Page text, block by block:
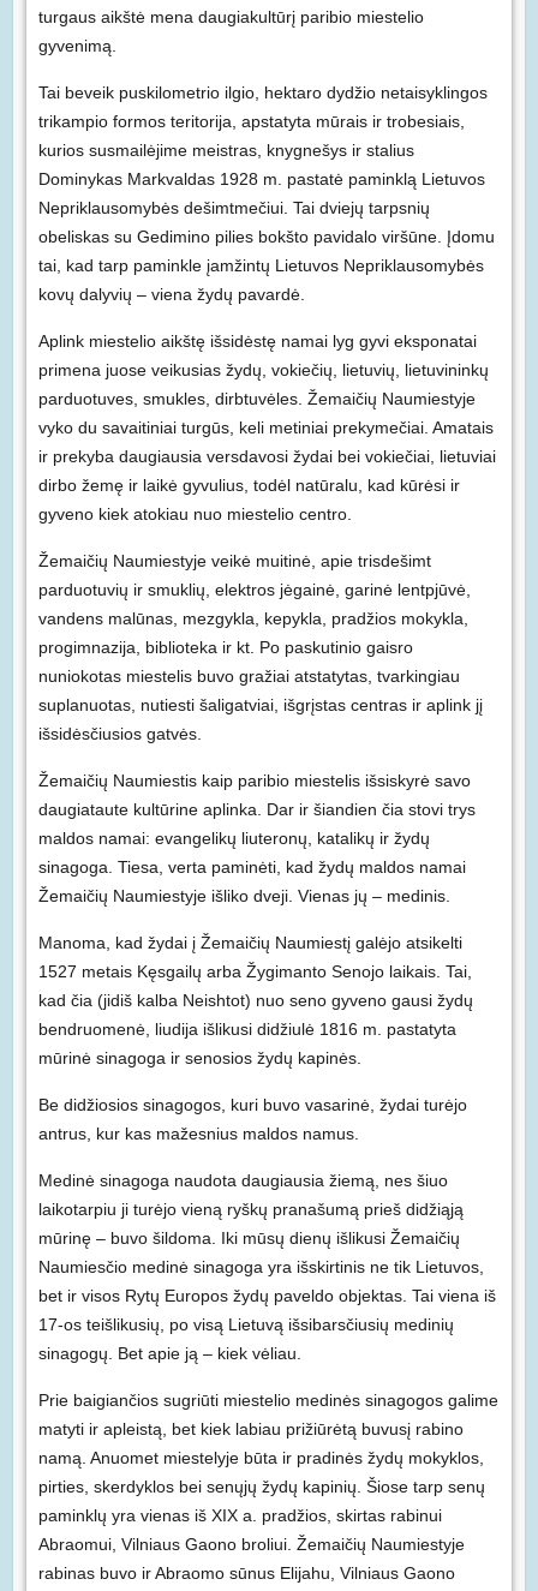
turgaus aikštė mena daugiakultūrį paribio miestelio
gyvenimą.
Tai beveik puskilometrio ilgio, hektaro dydžio netaisyklingos
trikampio formos teritorija, apstatyta mūrais ir trobesiais,
kurios susmailėjime meistras, knygnešys ir stalius
Dominykas Markvaldas 1928 m. pastatė paminklą Lietuvos
Nepriklausomybės dešimtmečiui. Tai dviejų tarpsnių
obeliskas su Gedimino pilies bokšto pavidalo viršūne. Įdomu
tai, kad tarp paminkle įamžintų Lietuvos Nepriklausomybės
kovų dalyvių – viena žydų pavardė.
Aplink miestelio aikštę išsidėstę namai lyg gyvi eksponatai
primena juose veikusias žydų, vokiečių, lietuvių, lietuvininkų
parduotuves, smukles, dirbtuvėles. Žemaičių Naumiestyje
vyko du savaitiniai turgūs, keli metiniai prekymečiai. Amatais
ir prekyba daugiausia versdavosi žydai bei vokiečiai, lietuviai
dirbo žemę ir laikė gyvulius, todėl natūralu, kad kūrėsi ir
gyveno kiek atokiau nuo miestelio centro.
Žemaičių Naumiestyje veikė muitinė, apie trisdešimt
parduotuvių ir smuklių, elektros jėgainė, garinė lentpjūvė,
vandens malūnas, mezgykla, kepykla, pradžios mokykla,
progimnazija, biblioteka ir kt. Po paskutinio gaisro
nuniokotas miestelis buvo gražiai atstatytas, tvarkingiau
suplanuotas, nutiesti šaligatviai, išgrįstas centras ir aplink jį
išsidėsčiusios gatvės.
Žemaičių Naumiestis kaip paribio miestelis išsiskyrė savo
daugiataute kultūrine aplinka. Dar ir šiandien čia stovi trys
maldos namai: evangelikų liuteronų, katalikų ir žydų
sinagoga. Tiesa, verta paminėti, kad žydų maldos namai
Žemaičių Naumiestyje išliko dveji. Vienas jų – medinis.
Manoma, kad žydai į Žemaičių Naumiestį galėjo atsikelti
1527 metais Kęsgailų arba Žygimanto Senojo laikais. Tai,
kad čia (jidiš kalba Neishtot) nuo seno gyveno gausi žydų
bendruomenė, liudija išlikusi didžiulė 1816 m. pastatyta
mūrinė sinagoga ir senosios žydų kapinės.
Be didžiosios sinagogos, kuri buvo vasarinė, žydai turėjo
antrus, kur kas mažesnius maldos namus.
Medinė sinagoga naudota daugiausia žiemą, nes šiuo
laikotarpiu ji turėjo vieną ryškų pranašumą prieš didžiąją
mūrinę – buvo šildoma. Iki mūsų dienų išlikusi Žemaičių
Naumiesčio medinė sinagoga yra išskirtinis ne tik Lietuvos,
bet ir visos Rytų Europos žydų paveldo objektas. Tai viena iš
17-os teišlikusių, po visą Lietuvą išsibarsčiusių medinių
sinagogų. Bet apie ją – kiek vėliau.
Prie baigiančios sugriūti miestelio medinės sinagogos galime
matyti ir apleistą, bet kiek labiau prižiūrėtą buvusį rabino
namą. Anuomet miestelyje būta ir pradinės žydų mokyklos,
pirties, skerdyklos bei senųjų žydų kapinių. Šiose tarp senų
paminklų yra vienas iš XIX a. pradžios, skirtas rabinui
Abraomui, Vilniaus Gaono broliui. Žemaičių Naumiestyje
rabinas buvo ir Abraomo sūnus Elijahu, Vilniaus Gaono